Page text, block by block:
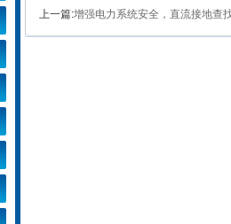
上一篇:增强电力系统安全，直流接地查